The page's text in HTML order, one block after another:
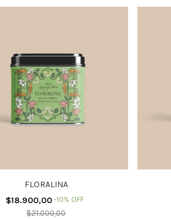
FLORALINA
$18.900,00-10% OFF
$21.000,00